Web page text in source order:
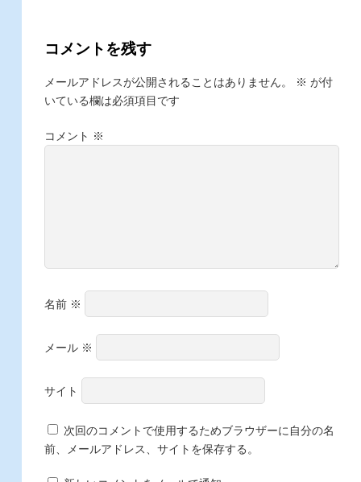
コメントを残す
メールアドレスが公開されることはありません。 ※ が付
いている欄は必須項目です
コメント ※
名前 ※
メール ※
サイト
次回のコメントで使用するためブラウザーに自分の名
前、メールアドレス、サイトを保存する。